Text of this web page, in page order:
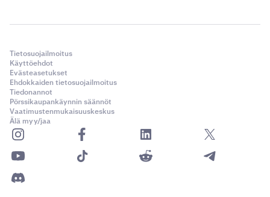
Tietosuojailmoitus
Käyttöehdot
Evästeasetukset
Ehdokkaiden tietosuojailmoitus
Tiedonannot
Pörssikaupankäynnin säännöt
Vaatimustenmukaisuuskeskus
Älä myy/jaa